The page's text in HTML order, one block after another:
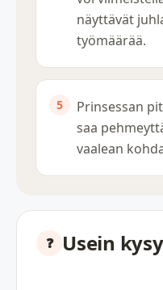
näyttävät
työmäärää.
Prinsessan
saa
vaalean
Usein